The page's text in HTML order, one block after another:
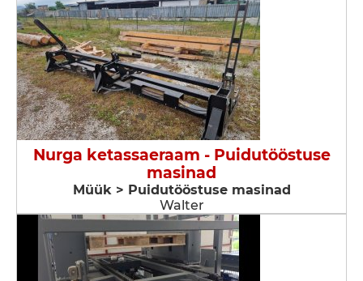
Nurga ketassaeraam - Puidutööstuse
masinad
Müük > Puidutööstuse masinad
Walter